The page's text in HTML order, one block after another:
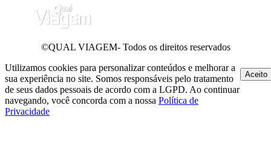
©QUAL VIAGEM- Todos os direitos reservados
Utilizamos cookies para personalizar conteúdos e melhorar a
sua experiência no site. Somos responsáveis pelo tratamento
de seus dados pessoais de acordo com a LGPD. Ao continuar
navegando, você concorda com a nossa Política de
Privacidade
Aceito